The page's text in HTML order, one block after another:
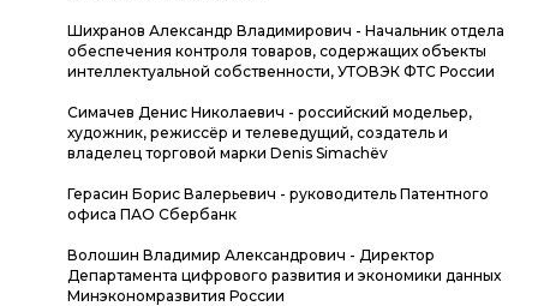
Шихранов Александр Владимирович - Начальник отдела
обеспечения контроля товаров, содержащих объекты
интеллектуальной собственности, УТОВЭК ФТС России
Симачев Денис Николаевич - российский модельер,
художник, режиссёр и телеведущий, создатель и
владелец торговой марки Denis Simachёv
Герасин Борис Валерьевич - руководитель Патентного
офиса ПАО Сбербанк
Волошин Владимир Александрович - Директор
Департамента цифрового развития и экономики данных
Минэкономразвития России